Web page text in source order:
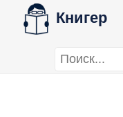
Книгер